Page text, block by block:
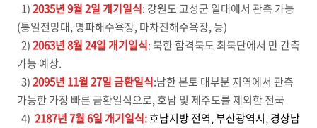
1)2035년 9월 2일 개기일식: 강원도 고성군 일대에서 관측 가능
(통일전망대, 명파해수욕장, 마차진해수욕장, 등)
2)2063년 8월 24일개기일식: 북한 함격북도 최북단에서 만 간측
가능 예상.
3)2095년 11월 27일금환일식:남한 본토 대부분 지역에서 관측
가능한 가장 빠른 금환일식으로, 호남 및 제주도를 제외한 전국
4) 2187년 7월 6일개기일식:호남지방 전역, 부산광역시, 경상남